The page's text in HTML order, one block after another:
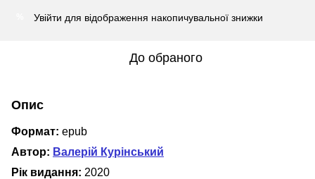
Увійти для відображення накопичувальної знижки
До обраного
Опис
Формат: epub
Автор: Валерій Курінський
Рік видання: 2020